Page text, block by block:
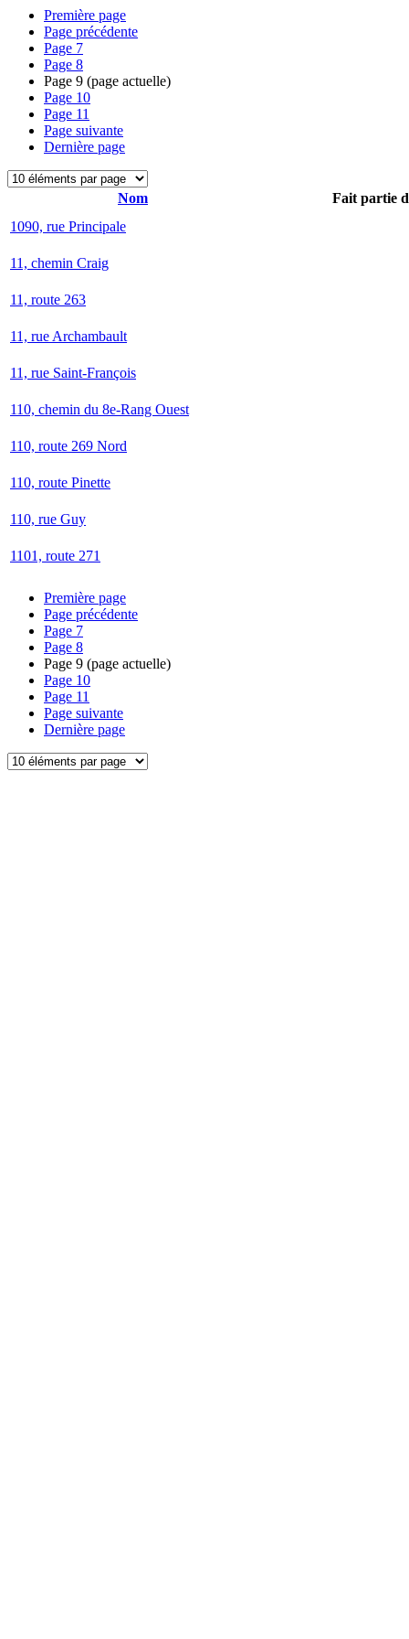
Première page
Page précédente
Page 7
Page 8
Page 9 (page actuelle)
Page 10
Page 11
Page suivante
Dernière page
Nom
Fait partie
1090, rue Principale
11, chemin Craig
11, route 263
11, rue Archambault
11, rue Saint-François
110, chemin du 8e-Rang Ouest
110, route 269 Nord
110, route Pinette
110, rue Guy
1101, route 271
Première page
Page précédente
Page 7
Page 8
Page 9 (page actuelle)
Page 10
Page 11
Page suivante
Dernière page